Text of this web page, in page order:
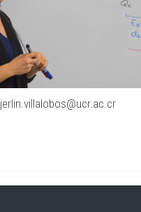
jerlin.villalobos@ucr.ac.cr